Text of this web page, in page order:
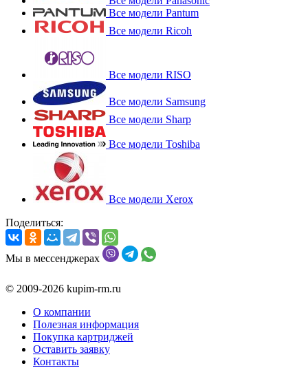
Все модели Pantum
Все модели Ricoh
Все модели RISO
Все модели Samsung
Все модели Sharp
Все модели Toshiba
Все модели Xerox
Поделиться:
Мы в мессенджерах
© 2009-2026 kupim-rm.ru
О компании
Полезная информация
Покупка картриджей
Оставить заявку
Контакты